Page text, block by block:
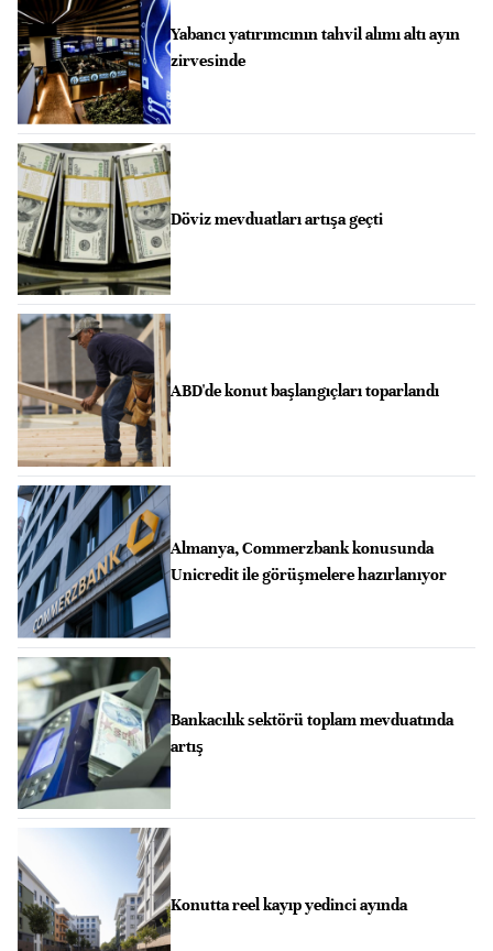
Yabancı yatırımcının tahvil alımı altı ayın
zirvesinde
Döviz mevduatları artışa geçti
ABD'de konut başlangıçları toparlandı
Almanya, Commerzbank konusunda
Unicredit ile görüşmelere hazırlanıyor
Bankacılık sektörü toplam mevduatında
artış
Konutta reel kayıp yedinci ayında